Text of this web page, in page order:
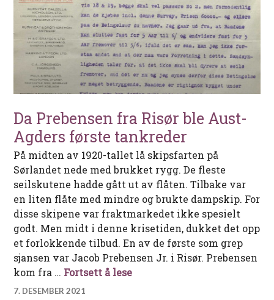
Da Prebensen fra Risør ble Aust-
Agders første tankreder
På midten av 1920-tallet lå skipsfarten på
Sørlandet nede med brukket rygg. De fleste
seilskutene hadde gått ut av flåten. Tilbake var
en liten flåte med mindre og brukte dampskip. For
disse skipene var fraktmarkedet ikke spesielt
godt. Men midt i denne krisetiden, dukket det opp
et forlokkende tilbud. En av de første som grep
sjansen var Jacob Prebensen Jr. i Risør. Prebensen
kom fra … Fortsett å leseDa Prebensen fra Risør ble
7. DESEMBER 2021